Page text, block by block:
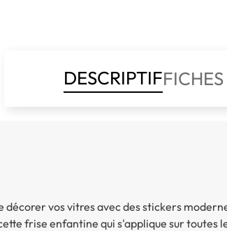
DESCRIPTIF
décorer vos vitres avec des stickers
frise enfantine qui s'applique sur toutes